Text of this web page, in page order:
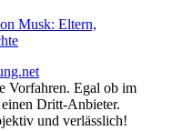
Musk: Eltern,
Vorfahren. Egal ob im
Dritt-Anbieter.
und verlässlich!